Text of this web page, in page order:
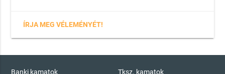
ÍRJA MEG VÉLEMÉNYÉT!
Banki kamatok
Tksz. kamatok